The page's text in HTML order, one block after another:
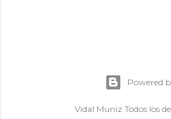
Powered
Vidal Muniz Todos los